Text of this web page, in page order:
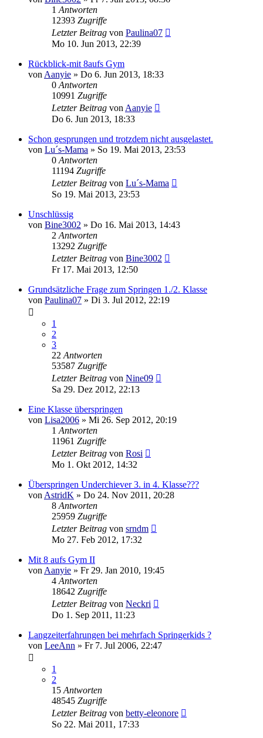
1 Antworten
12393 Zugriffe
Letzter Beitrag von Paulina07
Mo 10. Jun 2013, 22:39
Rückblick-mit 8aufs Gym
von Aanyie » Do 6. Jun 2013, 18:33
0 Antworten
10991 Zugriffe
Letzter Beitrag von Aanyie
Do 6. Jun 2013, 18:33
Schon gesprungen und trotzdem nicht ausgelastet.
von Lu´s-Mama » So 19. Mai 2013, 23:53
0 Antworten
11194 Zugriffe
Letzter Beitrag von Lu´s-Mama
So 19. Mai 2013, 23:53
Unschlüssig
von Bine3002 » Do 16. Mai 2013, 14:43
2 Antworten
13292 Zugriffe
Letzter Beitrag von Bine3002
Fr 17. Mai 2013, 12:50
Grundsätzliche Frage zum Springen 1./2. Klasse
von Paulina07 » Di 3. Jul 2012, 22:19
1
2
3
22 Antworten
53587 Zugriffe
Letzter Beitrag von Nine09
Sa 29. Dez 2012, 22:13
Eine Klasse überspringen
von Lisa2006 » Mi 26. Sep 2012, 20:19
1 Antworten
11961 Zugriffe
Letzter Beitrag von Rosi
Mo 1. Okt 2012, 14:32
Überspringen Underchiever 3. in 4. Klasse???
von AstridK » Do 24. Nov 2011, 20:28
8 Antworten
25959 Zugriffe
Letzter Beitrag von srndm
Mo 27. Feb 2012, 17:32
Mit 8 aufs Gym II
von Aanyie » Fr 29. Jan 2010, 19:45
4 Antworten
18642 Zugriffe
Letzter Beitrag von Neckri
Do 1. Sep 2011, 11:23
Langzeiterfahrungen bei mehrfach Springerkids ?
von LeeAnn » Fr 7. Jul 2006, 22:47
1
2
15 Antworten
48545 Zugriffe
Letzter Beitrag von betty-eleonore
So 22. Mai 2011, 17:33